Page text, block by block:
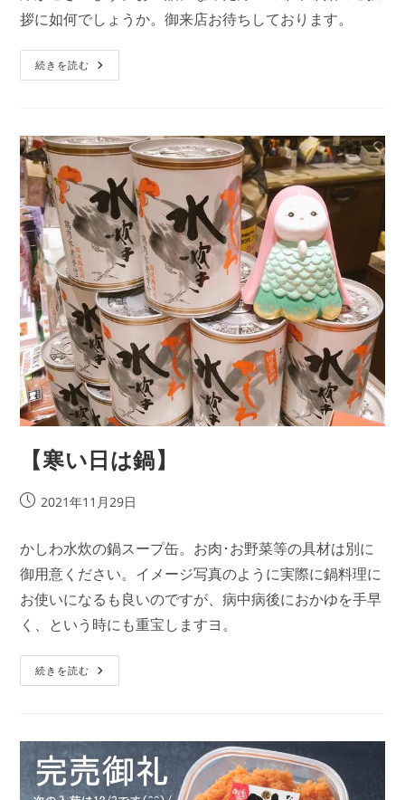
拶に如何でしょうか。御来店お待ちしております。
続きを読む 「庭
の
純
米
醸」
を
使
用
し
た
明
子
【寒い日は鍋】
投
開
日:
2021年11月29日
かしわ水炊の鍋スープ缶。お肉･お野菜等の具材は別に
御用意ください。イメージ写真のように実際に鍋料理に
お使いになるも良いのですが、病中病後におかゆを手早
く、という時にも重宝しますヨ。
続きを読む 【寒
い